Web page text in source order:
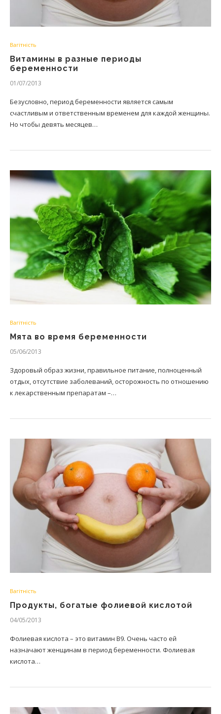
Вагітність
Витамины в разные периоды
беременности
01/07/2013
Безусловно, период беременности является самым
счастливым и ответственным временем для каждой женщины.
Но чтобы девять месяцев…
Вагітність
Мята во время беременности
05/06/2013
Здоровый образ жизни, правильное питание, полноценный
отдых, отсутствие заболеваний, осторожность по отношению
к лекарственным препаратам –…
Вагітність
Продукты, богатые фолиевой кислотой
04/05/2013
Фолиевая кислота – это витамин В9. Очень часто ей
назначают женщинам в период беременности. Фолиевая
кислота…